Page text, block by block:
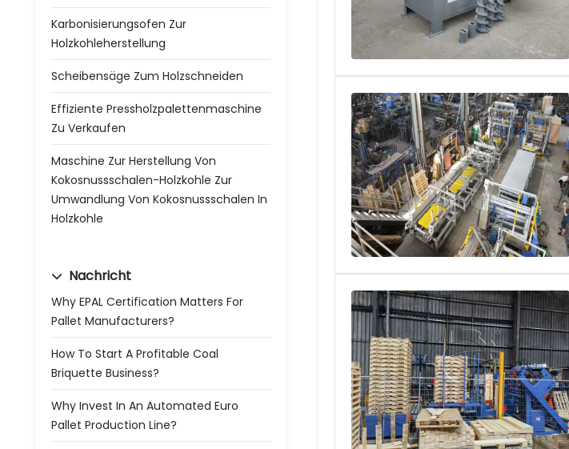
Karbonisierungsofen Zur
Holzkohleherstellung
Scheibensäge Zum Holzschneiden
Effiziente Pressholzpalettenmaschine
Zu Verkaufen
Maschine Zur Herstellung Von
Kokosnussschalen-Holzkohle Zur
Umwandlung Von Kokosnussschalen In
Holzkohle
Nachricht
Why EPAL Certification Matters For
Pallet Manufacturers?
How To Start A Profitable Coal
Briquette Business?
Why Invest In An Automated Euro
Pallet Production Line?